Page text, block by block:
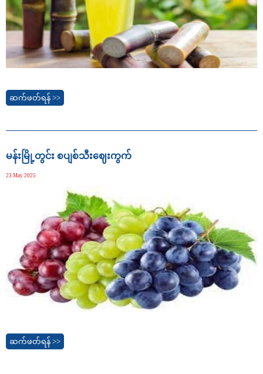
ဆက်ဖတ်ရန် >>
မန်းမြို့တွင်း စပျစ်သီးဈေးကွက်
23 May 2025
ဆက်ဖတ်ရန် >>